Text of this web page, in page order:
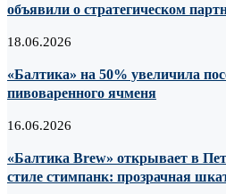
объявили о стратегическом
18.06.2026
«Балтика» на 50% увеличила
пивоваренного ячменя
16.06.2026
«Балтика Brew» открывает в
стиле стимпанк: прозрачная